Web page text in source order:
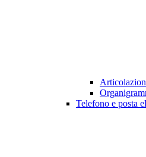
Telefono e posta